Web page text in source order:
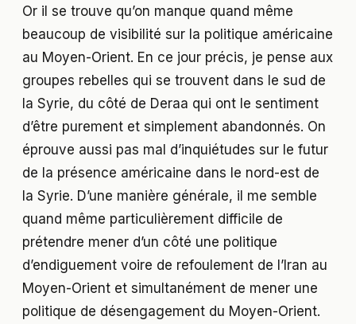
Or il se trouve qu’on manque quand même
beaucoup de visibilité sur la politique américaine
au Moyen-Orient. En ce jour précis, je pense aux
groupes rebelles qui se trouvent dans le sud de
la Syrie, du côté de Deraa qui ont le sentiment
d’être purement et simplement abandonnés. On
éprouve aussi pas mal d’inquiétudes sur le futur
de la présence américaine dans le nord-est de
la Syrie. D’une manière générale, il me semble
quand même particulièrement difficile de
prétendre mener d’un côté une politique
d’endiguement voire de refoulement de l’Iran au
Moyen-Orient et simultanément de mener une
politique de désengagement du Moyen-Orient.